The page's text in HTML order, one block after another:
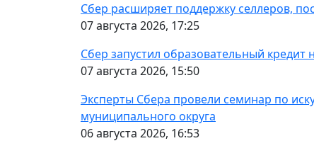
Сбер расширяет поддержку селлеров,
07 августа 2026, 17:25
Сбер запустил образовательный
07 августа 2026, 15:50
Эксперты Сбера провели семинар по
муниципального округа
06 августа 2026, 16:53